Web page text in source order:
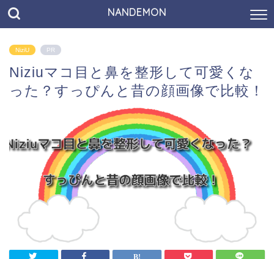
NANDEMON
NiziU PR
Niziuマコ目と鼻を整形して可愛くな
った？すっぴんと昔の顔画像で比較！